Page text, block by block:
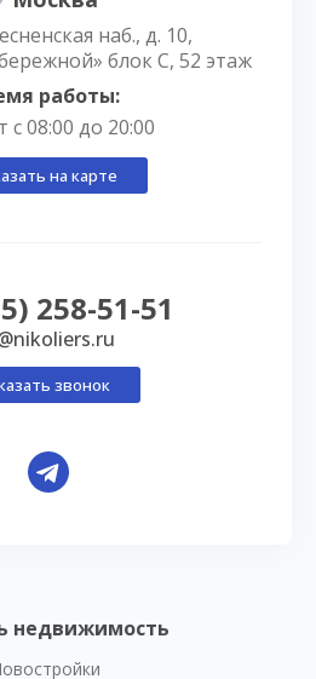
недвижимость
наб., д. 10,
блок С, 52 этаж
работы:
с 08:00 до 20:00
на карте
258-51-51
звонок